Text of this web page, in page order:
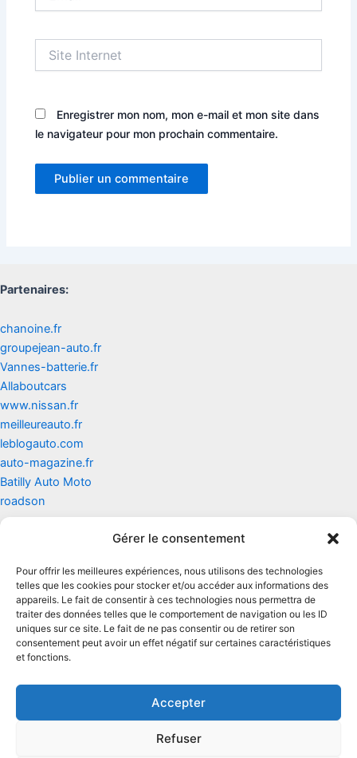
Gérer le consentement
Pour offrir les meilleures expériences, nous utilisons des technologies
telles que les cookies pour stocker et/ou accéder aux informations des
appareils. Le fait de consentir à ces technologies nous permettra de
traiter des données telles que le comportement de navigation ou les ID
uniques sur ce site. Le fait de ne pas consentir ou de retirer son
consentement peut avoir un effet négatif sur certaines caractéristiques
et fonctions.
Accepter
Refuser
Internet
Enregistrer mon nom, mon e-mail et mon site dans
le navigateur pour mon prochain commentaire.
Partenaires:
chanoine.fr
groupejean-auto.fr
Vannes-batterie.fr
Allaboutcars
www.nissan.fr
meilleureauto.fr
leblogauto.com
auto-magazine.fr
Batilly Auto Moto
roadson
Mentions légales
Conditions générales d'utilisation
Conditions générales de vente
Politique de cookies
Politique de confidentialité